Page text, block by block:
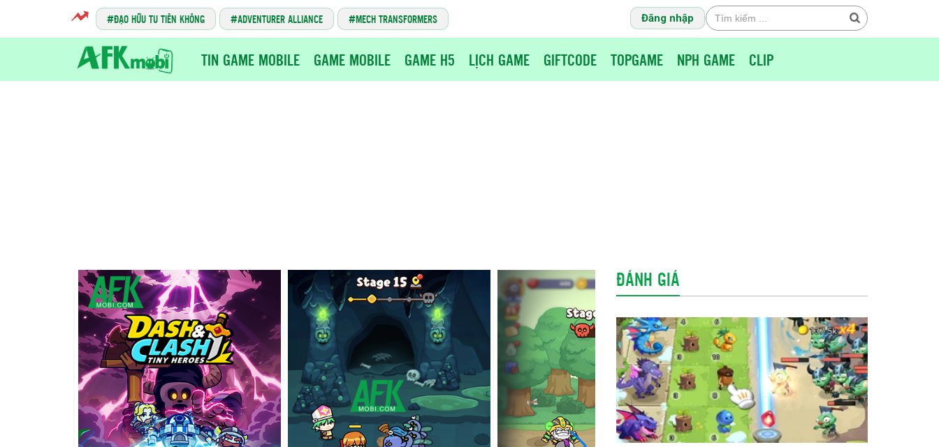
ĐẠO HỮU TU TIÊN KHÔNG ADVENTURER ALLIANCE MECH TRANSFORMERS Đăng nhập
TIN GAME MOBILE GAME MOBILE GAME H5 LỊCH GAME GIFTCODE TOPGAME NPH GAME CLIP
ĐÁNH GIÁ